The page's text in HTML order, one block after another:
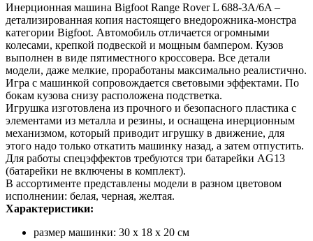
Инерционная машина Bigfoot Range Rover L 688-3A/6A –
детализированная копия настоящего внедорожника-монстра
категории Bigfoot. Автомобиль отличается огромными
колесами, крепкой подвеской и мощным бампером. Кузов
выполнен в виде пятиместного кроссовера. Все детали
модели, даже мелкие, проработаны максимально реалистично.
Игра с машинкой сопровождается световыми эффектами. По
бокам кузова снизу расположена подстветка.
Игрушка изготовлена из прочного и безопасного пластика с
элементами из металла и резины, и оснащена инерционным
механизмом, который приводит игрушку в движение, для
этого надо только откатить машинку назад, а затем отпустить.
Для работы спецэффектов требуются три батарейки AG13
(батарейки не включены в комплект).
В ассортименте представлены модели в разном цветовом
исполнении: белая, черная, желтая.
Характеристики:
размер машинки: 30 х 18 х 20 см